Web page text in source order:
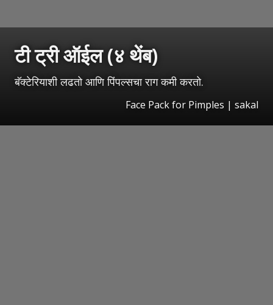
टी ट्री ऑईल (४ थेंब)
बॅक्टेरियाशी लढतो आणि पिंपल्सचा राग कमी करतो.
Face Pack for Pimples | sakal